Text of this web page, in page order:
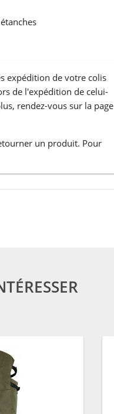
expédition de votre colis
de l'expédition de celui-
rendez-vous sur la page
un produit. Pour